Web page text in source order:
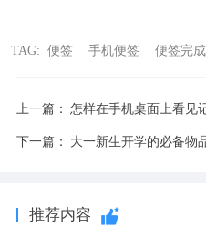
TAG: 便签 手机便签 便签完
上一篇： 怎样在手机桌面上看见记事
下一篇： 大一新生开学的必备物
推荐内容